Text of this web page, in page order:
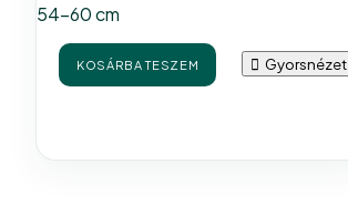
54-60 cm
KOSÁRBA TESZEM Gyorsnézet